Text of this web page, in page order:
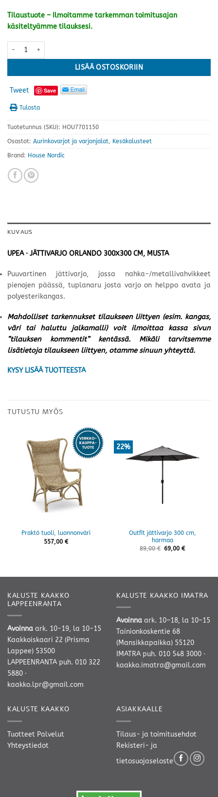
Tilaustuote – Ilmoitamme tarkemman toimitusajan
käsiteltyämme tilauksesi.
Jättivarjo Orlando 300x300 cm, musta määrä
LISÄÄ OSTOSKORIIN
Tweet Save
Tulosta
Tuotetunnus (SKU): HOU7701150
Osastot: Aurinkovarjot ja varjonjalat, Kesäkalusteet
Brand: House Nordic
KUVAUS
UPEA · JÄTTIVARJO ORLANDO 300X300 CM, MUSTA
Puuvartinen jättivarjo, jossa nahka-/metallivahvikkeet
pienojen päässä, tuplanaru josta varjo on helppo avata ja
polyesterikangas.
Mahdolliset tarkennukset tilaukseen liittyen (esim. kangas,
väri tai haluttu jalkamalli) voit ilmoittaa kassa sivun
”tilauksen kommentit” kentässä. Mikäli tarvitsemme
lisätietoja tilaukseen liittyen, otamme sinuun yhteyttä.
KYSY LISÄÄ TUOTTEESTA
TUTUSTU MYÖS
Praktö tuoli, luonnonväri
557,00 €
22%
Outfit jättivarjo 300 cm,
harmaa
89,00€ 69,00€
KALUSTE KAAKKO
LAPPEENRANTA
Avoinna ark. 10-19, la 10-15
Kaakkoiskaari 22 (Prisma
Lappee) 53500
LAPPEENRANTA puh. 010 322
5880 ·
kaakko.lpr@gmail.com
KALUSTE KAAKKO IMATRA
Avoinna ark. 10–18, la 10–15
Tainionkoskentie 68
(Mansikkapaikka) 55120
IMATRA puh. 010 548 3000 ·
kaakko.imatra@gmail.com
KALUSTE KAAKKO
Tuotteet Palvelut
Yhteystiedot
ASIAKKAALLE
Tilaus- ja toimitusehdot
Rekisteri- ja
tietosuojaseloste